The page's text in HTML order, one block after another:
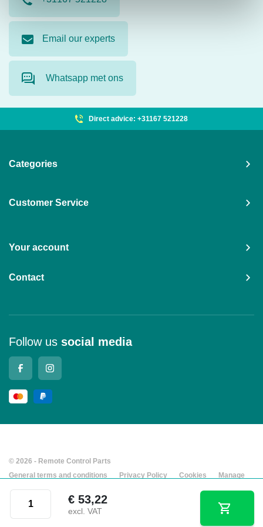
Grossfunk® joystick rubber MJ-2K-Z, 100-011-796 quantity
€53,22
excl. VAT
Email our experts
Whatsapp met ons
Direct advice: +31167 521228
Categories
Customer Service
Your account
Contact
Follow us social media
© 2026 - Remote Control Parts
General terms and conditions
Privacy Policy Cookies
Manage
cookies
Company details
Developed by Every Day